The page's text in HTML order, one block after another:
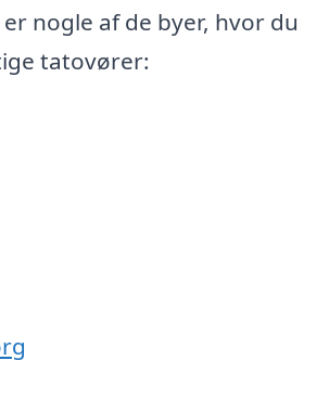
nogle af de byer, hvor du
tatovører: